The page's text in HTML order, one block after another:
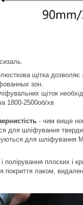
щітка дозволяє
зон.
щіток
1800-2500об/хв
- чим вище
для шліфування
для шліфування
полірування плоских і
покриття лаком,